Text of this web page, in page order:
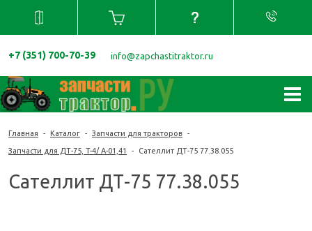
+7 (351) 700-70-39 info@zapchastitraktor.ru
Главная - Каталог - Запчасти для тракторов -
Запчасти для ДТ-75, T-4/ A-01,41 - Сателлит ДТ-75 77.38.055
Сателлит ДТ-75 77.38.055